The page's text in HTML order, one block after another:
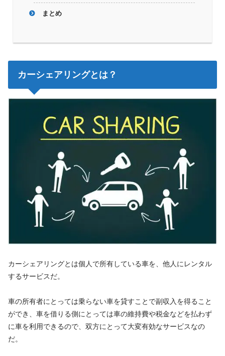
まとめ
カーシェアリングとは？
カーシェアリングとは個人で所有している車を、他人にレンタル
するサービスだ。
車の所有者にとっては乗らない車を貸すことで副収入を得ること
ができ、車を借りる側にとっては車の維持費や税金などを払わず
に車を利用できるので、双方にとって大変有効なサービスなの
だ。